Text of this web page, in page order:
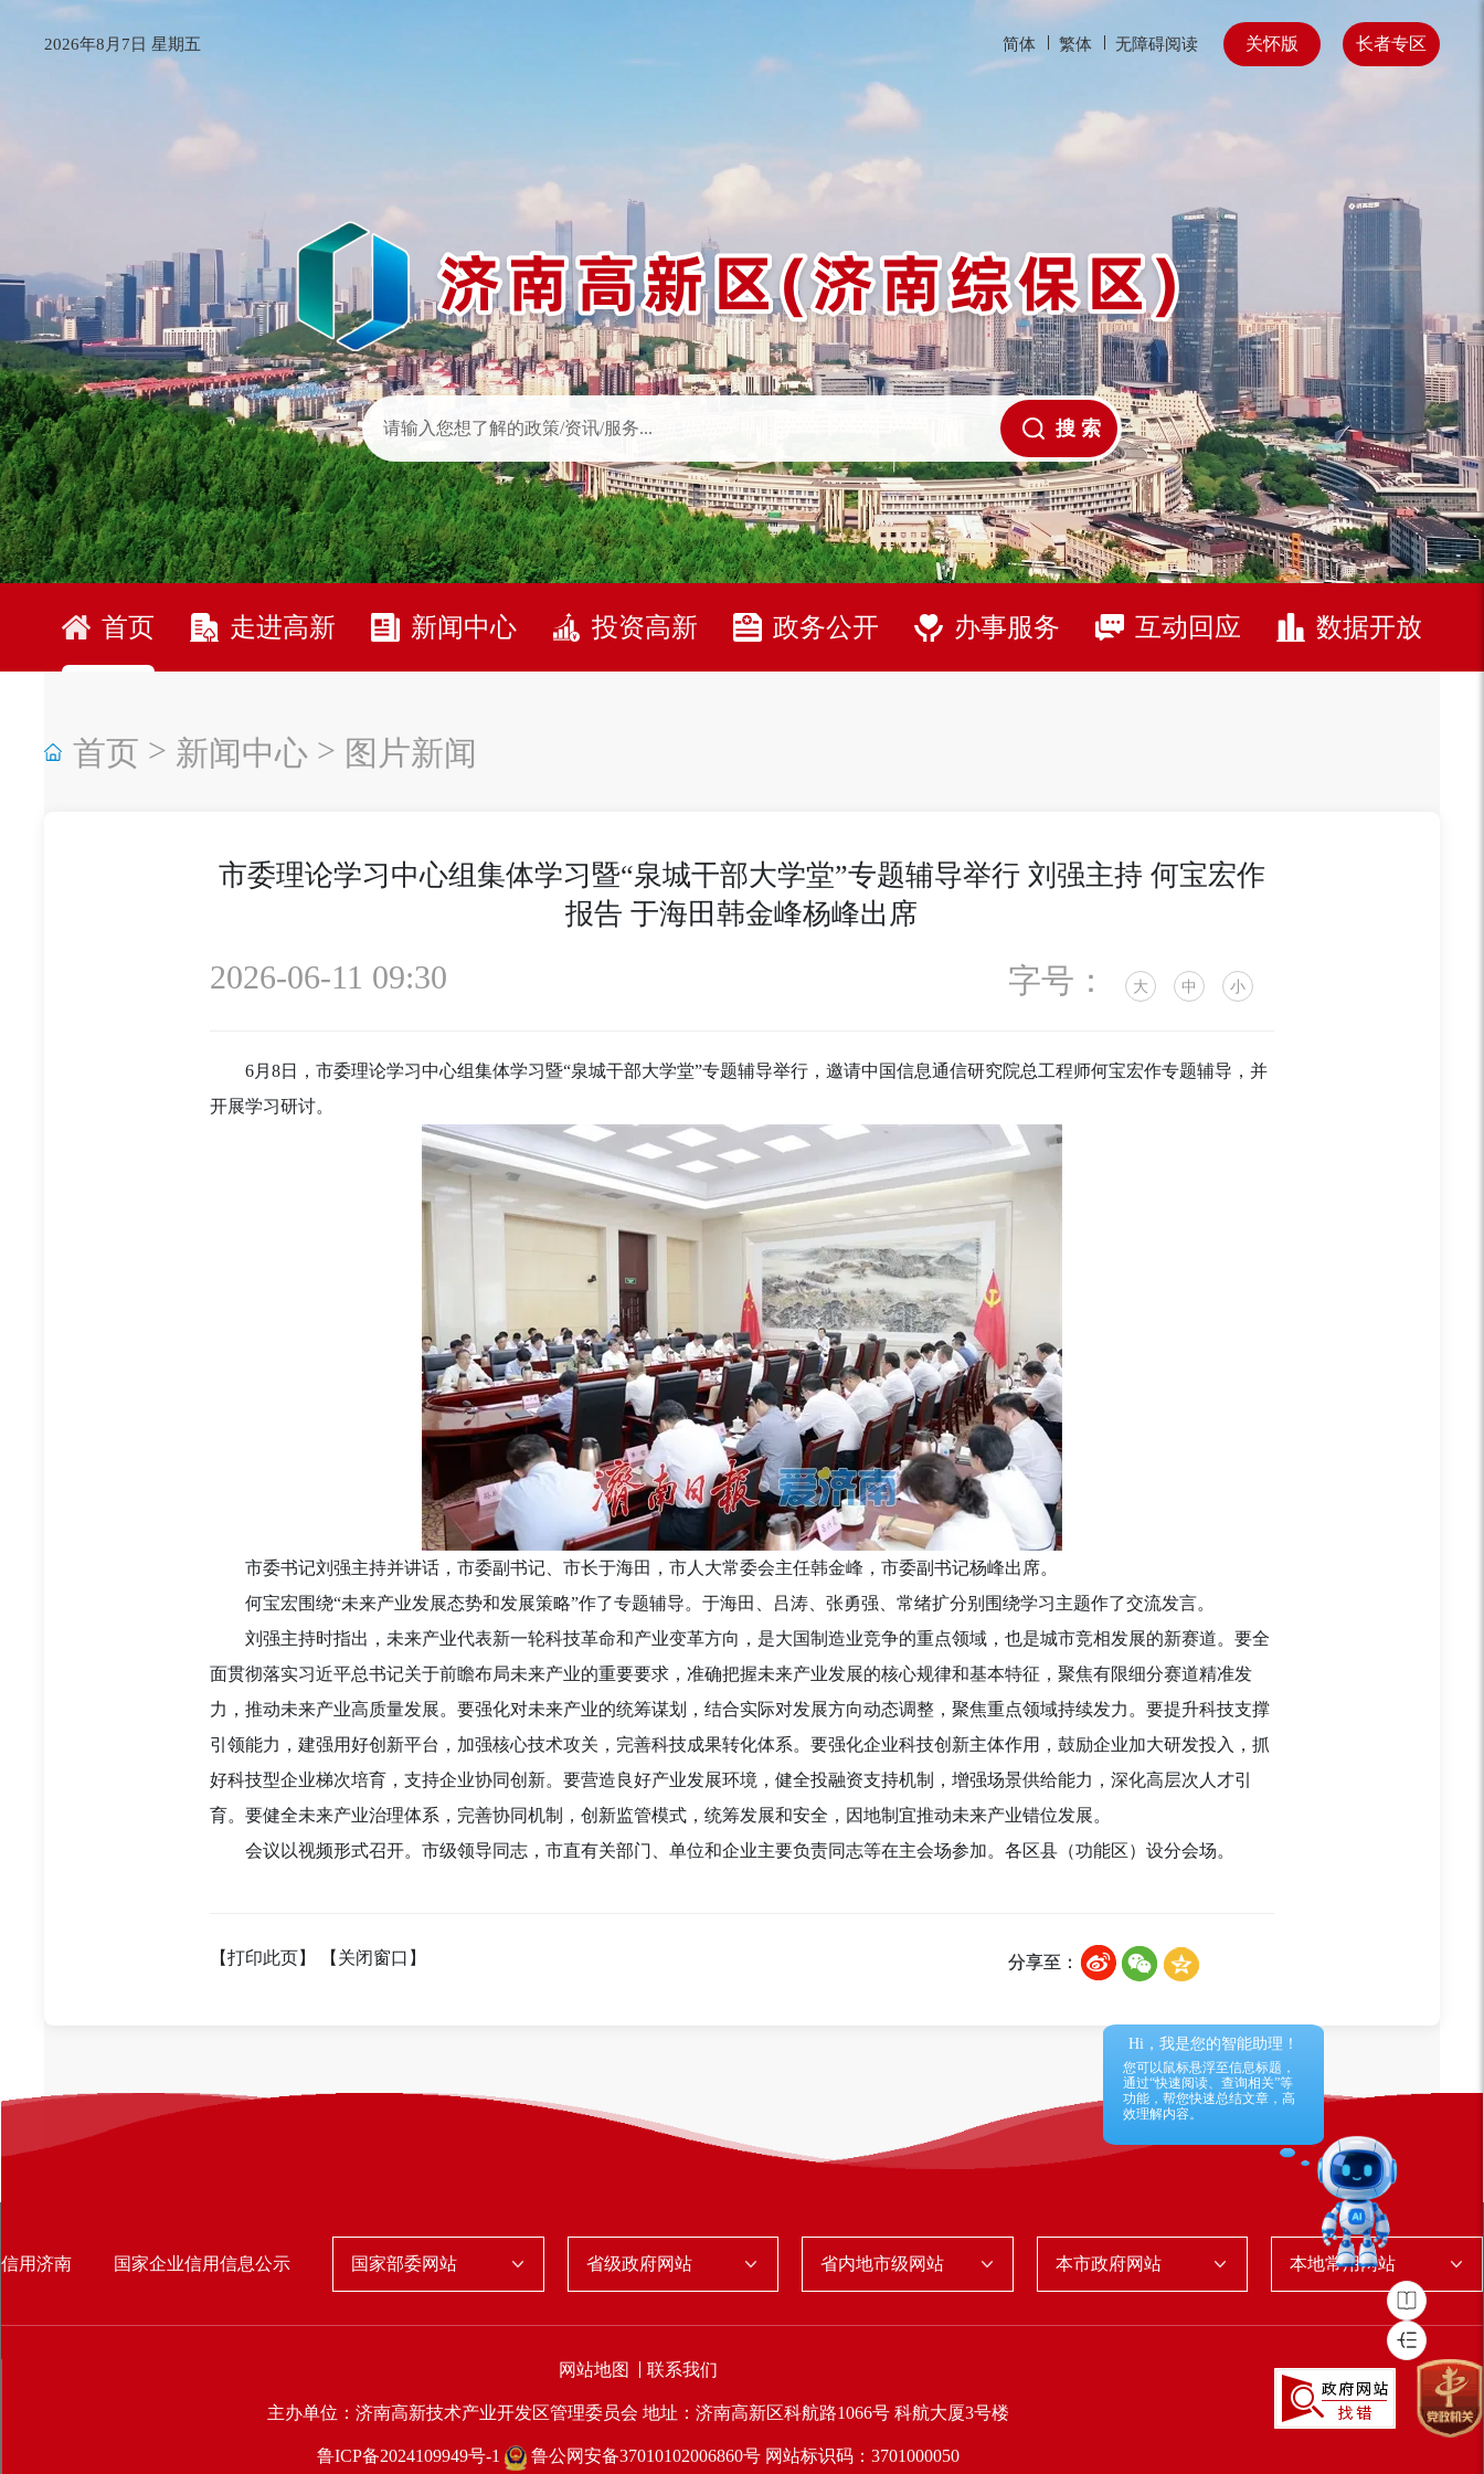
2026年8月7日 星期五 简体 繁体 无障碍阅读 关怀版 长者专区
首页 走进高新 新闻中心 投资高新 政务公开 办事服务 互动回应 数据开放
首页 > 新闻中心 > 图片新闻
市委理论学习中心组集体学习暨“泉城干部大学堂”专题辅导举行 刘强主持 何宝宏作
报告 于海田韩金峰杨峰出席
2026-06-11 09:30 字号： 大 中 小
6月8日，市委理论学习中心组集体学习暨“泉城干部大学堂”专题辅导举行，邀请中国信息通信研究院总工程师何宝宏作专题辅导，并
开展学习研讨。
市委书记刘强主持并讲话，市委副书记、市长于海田，市人大常委会主任韩金峰，市委副书记杨峰出席。
何宝宏围绕“未来产业发展态势和发展策略”作了专题辅导。于海田、吕涛、张勇强、常绪扩分别围绕学习主题作了交流发言。
刘强主持时指出，未来产业代表新一轮科技革命和产业变革方向，是大国制造业竞争的重点领域，也是城市竞相发展的新赛道。要全
面贯彻落实习近平总书记关于前瞻布局未来产业的重要要求，准确把握未来产业发展的核心规律和基本特征，聚焦有限细分赛道精准发
力，推动未来产业高质量发展。要强化对未来产业的统筹谋划，结合实际对发展方向动态调整，聚焦重点领域持续发力。要提升科技支撑
引领能力，建强用好创新平台，加强核心技术攻关，完善科技成果转化体系。要强化企业科技创新主体作用，鼓励企业加大研发投入，抓
好科技型企业梯次培育，支持企业协同创新。要营造良好产业发展环境，健全投融资支持机制，增强场景供给能力，深化高层次人才引
育。要健全未来产业治理体系，完善协同机制，创新监管模式，统筹发展和安全，因地制宜推动未来产业错位发展。
会议以视频形式召开。市级领导同志，市直有关部门、单位和企业主要负责同志等在主会场参加。各区县（功能区）设分会场。
【打印此页】 【关闭窗口】 分享至：
信用济南 国家企业信用信息公示 国家部委网站 省级政府网站 省内地市级网站 本市政府网站 本地常用网站
网站地图 联系我们
主办单位：济南高新技术产业开发区管理委员会 地址：济南高新区科航路1066号 科航大厦3号楼
鲁ICP备2024109949号-1 鲁公网安备37010102006860号 网站标识码：3701000050
Hi，我是您的智能助理！
您可以鼠标悬浮至信息标题，
通过“快速阅读、查询相关”等
功能，帮您快速总结文章，高
效理解内容。